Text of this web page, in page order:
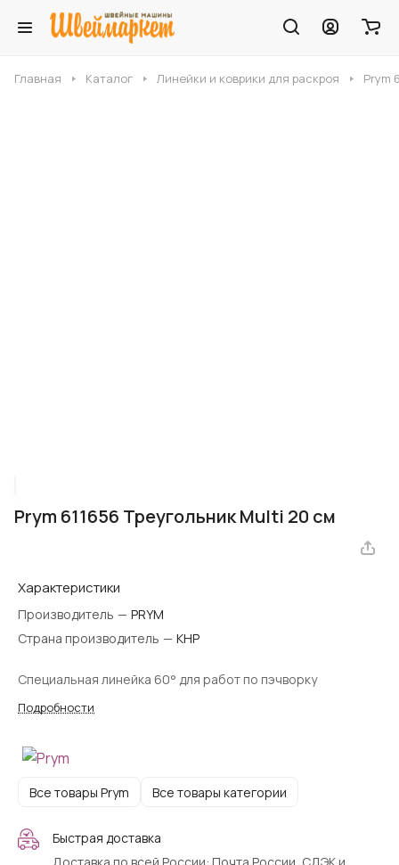
Главная Каталог Линейки и коврики для раскроя Prym
Prym 611656 Треугольник Multi 20 cм
Характеристики
Производитель — PRYM
Страна производитель — КНР
Специальная линейка 60° для работ по пэчворку
Подробности
Все товары Prym Все товары категории
Быстрая доставка